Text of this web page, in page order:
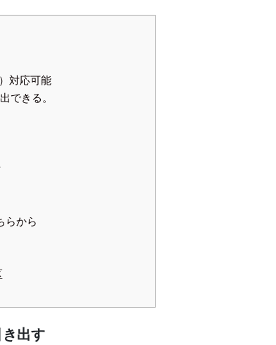
対応可能
できる。
らから
出す